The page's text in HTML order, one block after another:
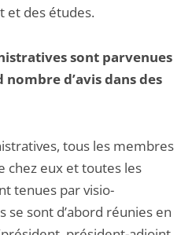
et des études.
sont parvenues
d’avis dans des
tous les membres
chez eux et toutes les
tenues par visio-
se sont d’abord réunies en